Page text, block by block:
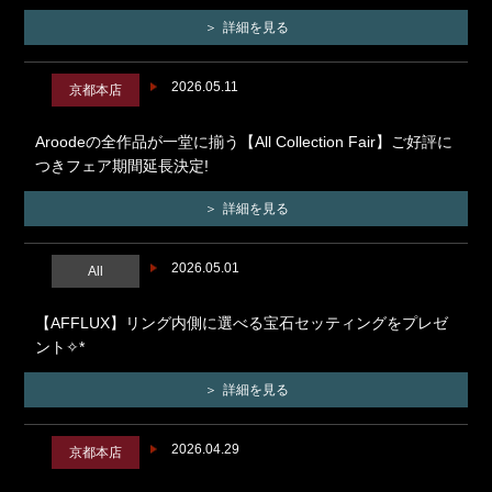
詳細を見る
2026.05.11
京都本店
Aroodeの全作品が一堂に揃う【All Collection Fair】ご好評に
つきフェア期間延長決定!
詳細を見る
2026.05.01
All
【AFFLUX】リング内側に選べる宝石セッティングをプレゼ
ント✧*
詳細を見る
2026.04.29
京都本店